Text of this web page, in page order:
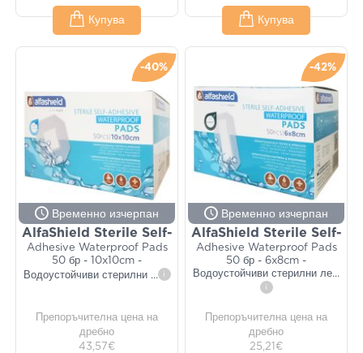
Купува Купува
-40%
Временно изчерпан
AlfaShield Sterile Self-
Adhesive Waterproof Pads
50 бр - 10x10cm -
Водоустойчиви стерилни ... i
Препоръчителна цена на
дребно
43,57€
-42%
Временно изчерпан
AlfaShield Sterile Self-
Adhesive Waterproof Pads
50 бр - 6x8cm -
Водоустойчиви стерилни ле...
i
Препоръчителна цена на
дребно
25,21€